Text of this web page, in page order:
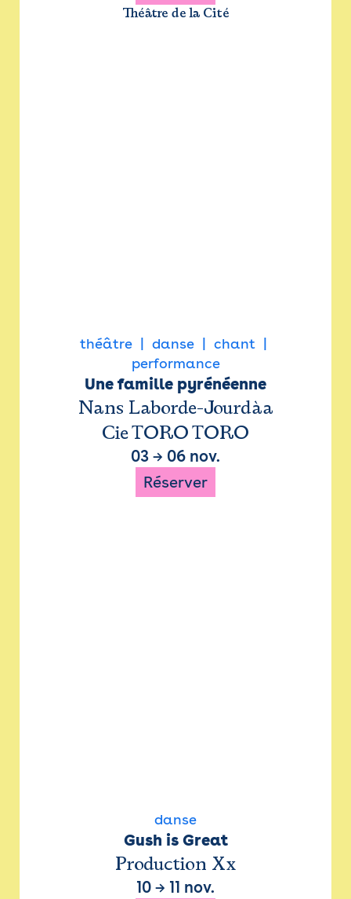
Théâtre de la Cité
théâtre danse
chant
performance
Une famille pyrénéenne
Nans Laborde-Jourdàa
Cie TORO TORO
03 → 06 nov.
Réserver
danse
Gush is Great
Production Xx
10 → 11 nov.